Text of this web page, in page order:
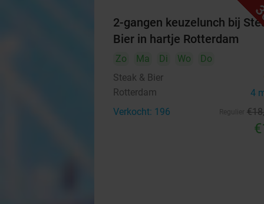
2-gangen keuzelunch bij
Bier in hartje Rotterdam
Zo Ma Di Wo
Do
Steak & Bier
Rotterdam 4
Verkocht: 196 €18